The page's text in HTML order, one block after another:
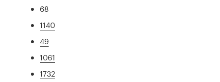
68
1140
49
1061
1732